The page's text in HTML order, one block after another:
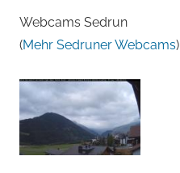
Webcams Sedrun
(Mehr Sedruner Webcams)